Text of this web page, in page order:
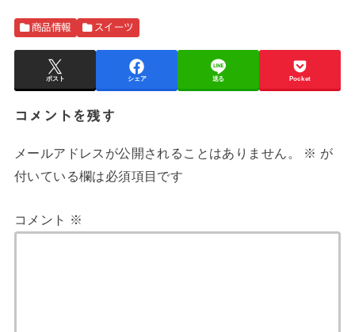
商品情報 スイーツ
ポスト シェア 送る Pocket
コメントを残す
メールアドレスが公開されることはありません。 ※ が
付いている欄は必須項目です
コメント ※